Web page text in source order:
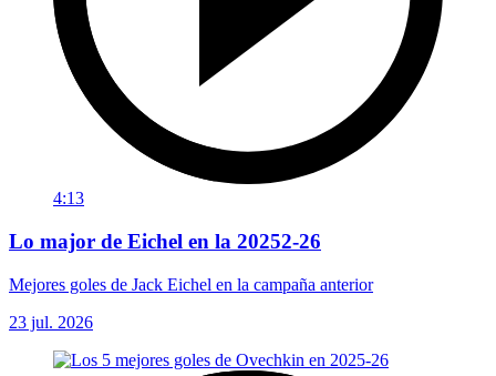
4:13
Lo major de Eichel en la 20252-26
Mejores goles de Jack Eichel en la campaña anterior
23 jul. 2026